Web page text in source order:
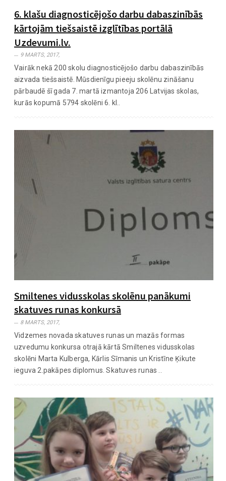
6. klašu diagnosticējošo darbu dabaszinībās
kārtojām tiešsaistē izglītības portālā
Uzdevumi.lv.
9 MARTS, 2017,
Vairāk nekā 200 skolu diagnosticējošo darbu dabaszinībās
aizvada tiešsaistē. Mūsdienīgu pieeju skolēnu zināšanu
pārbaudē šī gada 7. martā izmantoja 206 Latvijas skolas,
kurās kopumā 5794 skolēni 6. kl..
Smiltenes vidusskolas skolēnu panākumi
skatuves runas konkursā
8 MARTS, 2017,
Vidzemes novada skatuves runas un mazās formas
uzvedumu konkursa otrajā kārtā Smiltenes vidusskolas
skolēni Marta Kulberga, Kārlis Sīmanis un Kristīne Ķikute
ieguva 2.pakāpes diplomus. Skatuves runas ..